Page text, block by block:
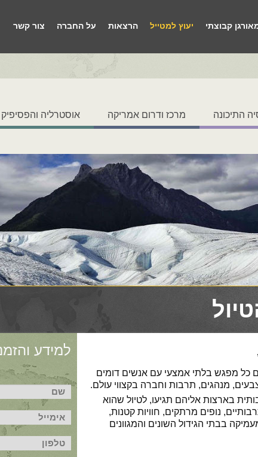
קבוצתי יעוץ למטייל הרצאות על החברה צור קשר
אוסטרליה והפסיפיק מרכז ודרום אמריקה התיכונה
כל מפגש בלתי אמצעי עם אנשים דומים
מנהגים, תרבות וחברה בקצווי עולם.
בארצות אליהם תגיעו, לטיול שהוא
נופים מרתקים, חוויות קטנות,
בבתי הגידול השונים והמגוונים
למידע